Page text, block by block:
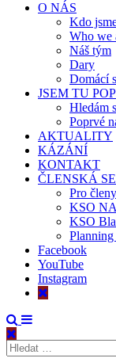
O NÁS
Kdo
Who we
Náš tým
Dary
Domácí
JSEM TU
Hledám
Poprvé
AKTUALITY
KÁZÁNÍ
KONTAKT
ČLENSKÁ
Pro
KSO
KSO
Facebook
YouTube
Instagram
Vyhledávání